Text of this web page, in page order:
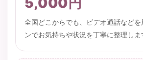
全国どこからでも、ビデオ通話などを
ンでお気持ちや状況を丁寧に整理しま